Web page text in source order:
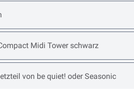
Midi Tower schwarz
von be quiet! oder Seasonic